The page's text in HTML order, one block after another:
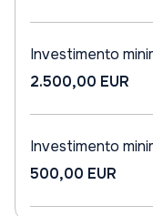
Investimento
2.500,00 EUR
Investimento
500,00 EUR